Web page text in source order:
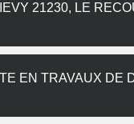
21230, LE
EN TRAVAUX DE